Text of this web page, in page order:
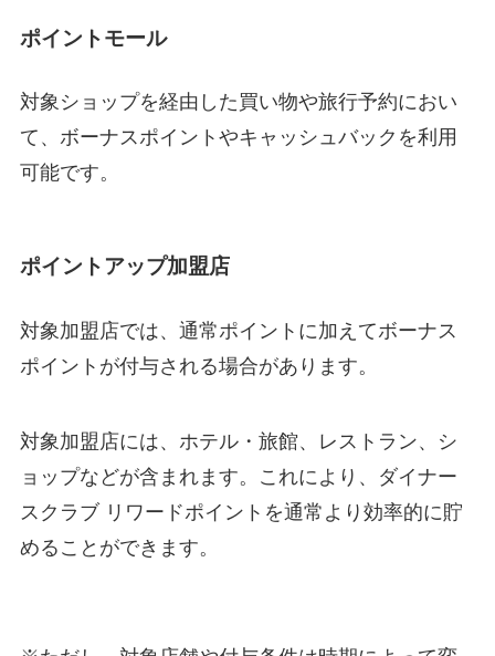
ポイントモール
対象ショップを経由した買い物や旅行予約におい
て、ボーナスポイントやキャッシュバックを利用
可能です。
ポイントアップ加盟店
対象加盟店では、通常ポイントに加えてボーナス
ポイントが付与される場合があります。
対象加盟店には、ホテル・旅館、レストラン、シ
ョップなどが含まれます。これにより、ダイナー
スクラブ リワードポイントを通常より効率的に貯
めることができます。